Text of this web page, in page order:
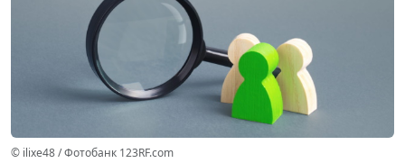
© ilixe48 / Фотобанк 123RF.com